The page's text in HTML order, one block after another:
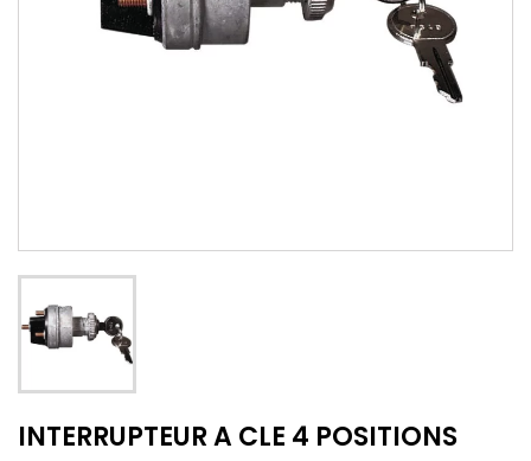
INTERRUPTEUR A CLE 4 POSITIONS